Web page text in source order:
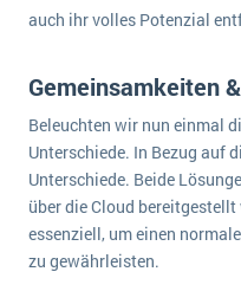
auch ihr volles Potenzial
Gemeinsamkeiten
Beleuchten wir nun einmal
Unterschiede. In Bezug auf
Unterschiede. Beide
über die Cloud
essenziell, um einen
zu gewährleisten.